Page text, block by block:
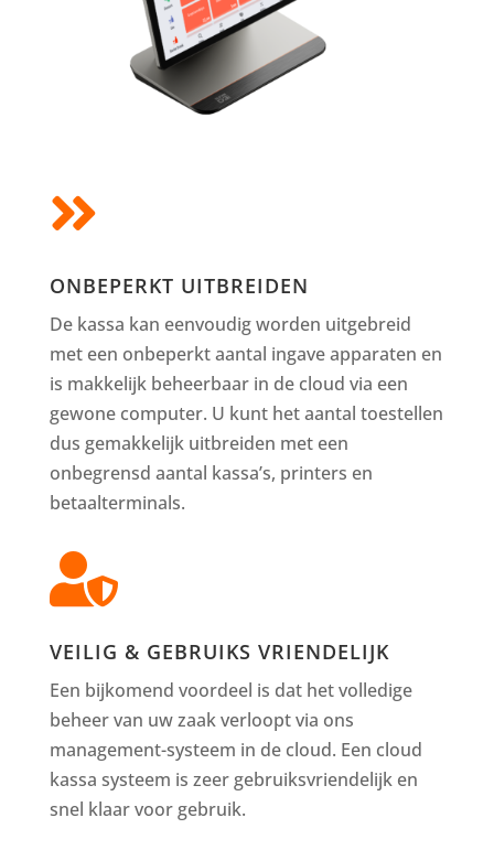

ONBEPERKT UITBREIDEN
De kassa kan eenvoudig worden uitgebreid
met een onbeperkt aantal ingave apparaten en
is makkelijk beheerbaar in de cloud via een
gewone computer. U kunt het aantal toestellen
dus gemakkelijk uitbreiden met een
onbegrensd aantal kassa’s, printers en
betaalterminals.

VEILIG & GEBRUIKS VRIENDELIJK
Een bijkomend voordeel is dat het volledige
beheer van uw zaak verloopt via ons
management-systeem in de cloud. Een cloud
kassa systeem is zeer gebruiksvriendelijk en
snel klaar voor gebruik.